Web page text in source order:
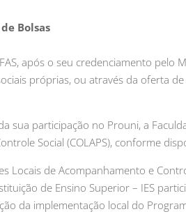
Bolsas
após o seu credenciamento
próprias, ou através da oferta
sua participação no Prouni, a
Social (COLAPS), conforme
Locais de Acompanhamento e
de Ensino Superior – IES
da implementação local do